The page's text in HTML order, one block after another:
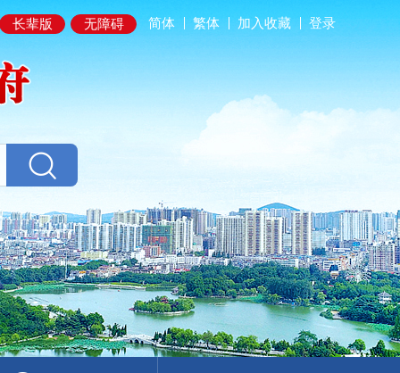
长辈版 无障碍 简体 繁体 加入收藏 登录